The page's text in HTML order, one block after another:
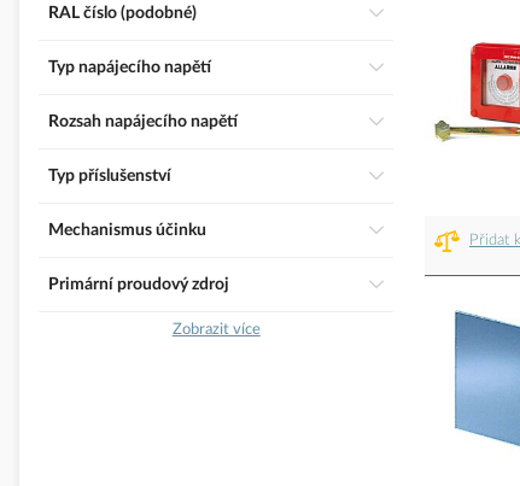
Přidat
RAL číslo (podobné)
Typ napájecího napětí
Rozsah napájecího napětí
Typ příslušenství
Mechanismus účinku
Primární proudový zdroj
Zobrazit více